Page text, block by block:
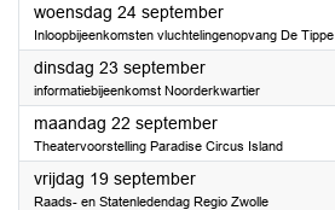
woensdag 24 september2025
Inloopbijeenkomsten vluchtelingenopvang De Tippe
dinsdag 23 september2025
informatiebijeenkomst Noorderkwartier
maandag 22 september2025
Theatervoorstelling Paradise Circus Island
vrijdag 19 september2025
Raads- en Statenledendag Regio Zwolle